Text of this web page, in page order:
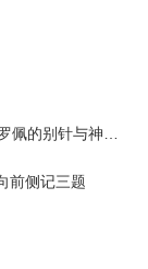
针与神秘入侵者
前侧记三题